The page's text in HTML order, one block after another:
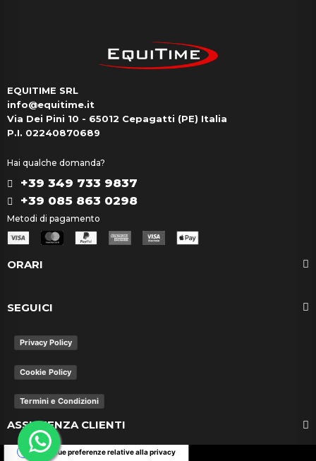
EQUITIME SRL
info@equitime.it
Via Dei Pini 10 - 65012 Cepagatti (PE) Italia
P.I. 02240870689
Hai qualche domanda?
+39 349 733 9837
+39 085 863 0298
Metodi di pagamento
ORARI
SEGUICI
Privacy Policy
Cookie Policy
Termini e Condizioni
ASSISTENZA CLIENTI
Le tue preferenze relative alla privacy